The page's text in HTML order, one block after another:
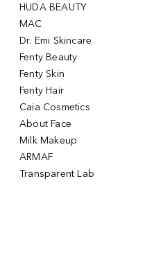
HUDA BEAUTY
MAC
Dr. Emi Skincare
Fenty Beauty
Fenty Skin
Fenty Hair
Caia Cosmetics
About Face
Milk Makeup
ARMAF
Transparent Lab